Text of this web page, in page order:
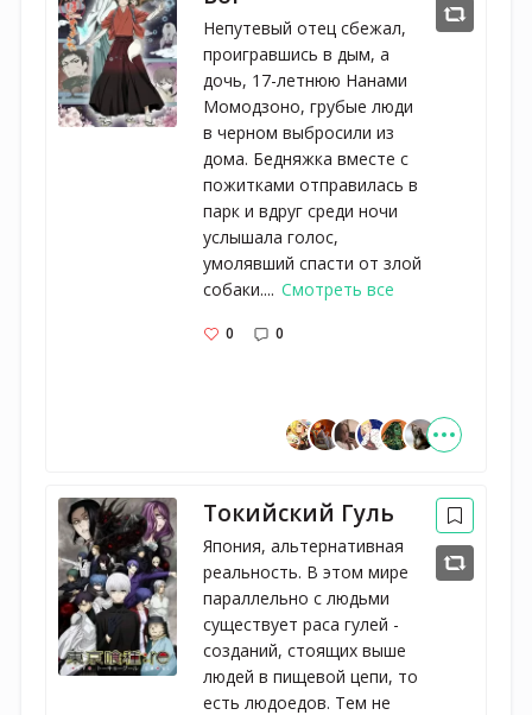
Непутевый отец сбежал,
проигравшись в дым, а
дочь, 17-летнюю Нанами
Момодзоно, грубые люди
в черном выбросили из
дома. Бедняжка вместе с
пожитками отправилась в
парк и вдруг среди ночи
услышала голос,
умолявший спасти от злой
собаки.... Смотреть все
0 0
Токийский Гуль
Япония, альтернативная
реальность. В этом мире
параллельно с людьми
существует раса гулей -
созданий, стоящих выше
людей в пищевой цепи, то
есть людоедов. Тем не